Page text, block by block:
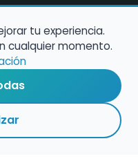
empleo
tu experiencia.
cualquier momento.